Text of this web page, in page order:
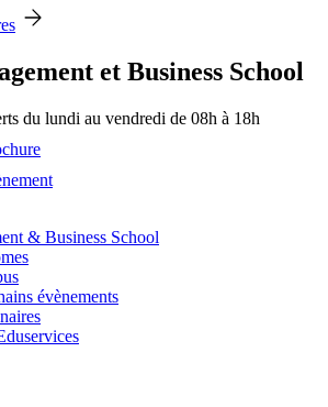
et Business School
du lundi au vendredi de 08h à 18h
& Business School
évènements